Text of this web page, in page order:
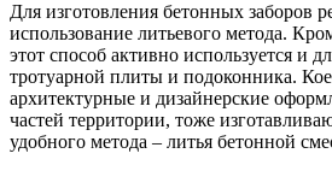
Для изготовления бетонных заборов
использование литьевого метода.
этот способ активно используется и
тротуарной плиты и подоконника.
архитектурные и дизайнерские
частей территории, тоже
удобного метода – литья бетонной